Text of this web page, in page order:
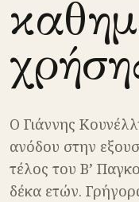
Ο Γιάννης
ανόδου στην
τέλος του Β’
δέκα ετών.